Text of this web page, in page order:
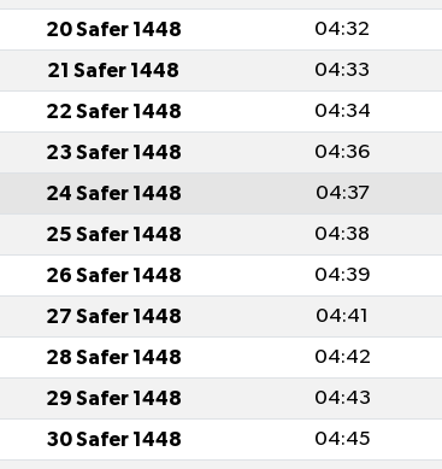
20 Safer 1448 04:32
21 Safer 1448 04:33
22 Safer 1448 04:34
23 Safer 1448 04:36
24 Safer 1448 04:37
25 Safer 1448 04:38
26 Safer 1448 04:39
27 Safer 1448 04:41
28 Safer 1448 04:42
29 Safer 1448 04:43
30 Safer 1448 04:45